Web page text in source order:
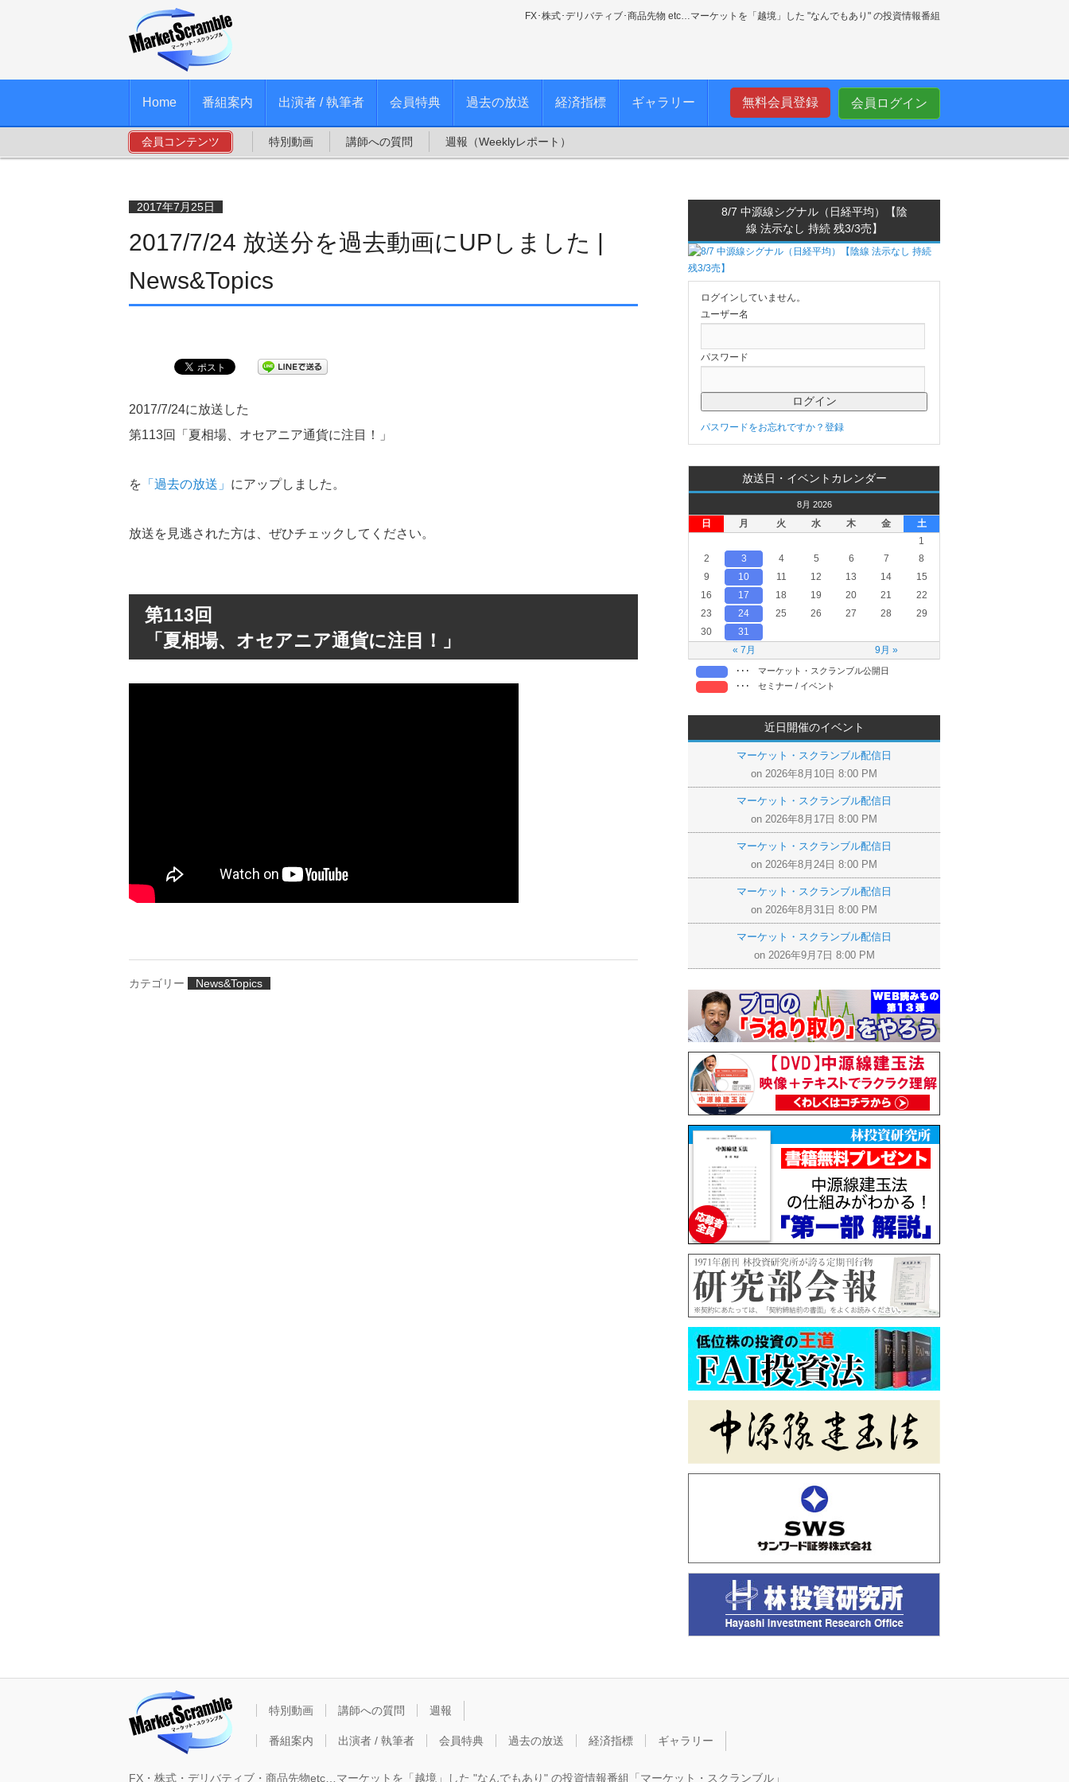
FX･株式･デリバティブ･商品先物 etc…マーケットを「越境」した "なんでもあり" の投資情報番組
会員ログイン
無料会員登録
Home 番組案内 出演者 / 執筆者 会員特典 過去の放送 経済指標 ギャラリー
会員コンテンツ 特別動画 講師への質問 週報（Weeklyレポート）
2017/7/24 放送分を過去動画にUPしました |
News&Topics
2017年7月25日
2017/7/24に放送した
第113回「夏相場、オセアニア通貨に注目！」
を 「過去の放送」 にアップしました。
放送を見逃された方は、ぜひチェックしてください。
第113回
「夏相場、オセアニア通貨に注目！」
カテゴリー News&Topics
8/7 中源線シグナル（日経平均）【陰
線 法示なし 持続 残3/3売】
ログインしていません。
ユーザー名
パスワード
パスワードをお忘れですか？ 登録
放送日・イベントカレンダー
8月 2026
日 月 火 水 木 金 土
« 7月 9月 »
1
2
3 4 5 6 7
8
9
10 11 12 13 14
15
16
17 18 19 20 21
22
23
24 25 26 27 28
29
30
31
･･･
マーケット・スクランブル公開日
･･･
セミナー / イベント
近日開催のイベント
マーケット・スクランブル配信日
on 2026年8月10日 8:00 PM
マーケット・スクランブル配信日
on 2026年8月17日 8:00 PM
マーケット・スクランブル配信日
on 2026年8月24日 8:00 PM
マーケット・スクランブル配信日
on 2026年8月31日 8:00 PM
マーケット・スクランブル配信日
on 2026年9月7日 8:00 PM
特別動画 講師への質問 週報
番組案内 出演者 / 執筆者 会員特典 過去の放送 経済指標 ギャラリー
FX・株式・デリバティブ・商品先物etc…マーケットを「越境」した "なんでもあり" の投資情報番組「マーケット・スクランブル」